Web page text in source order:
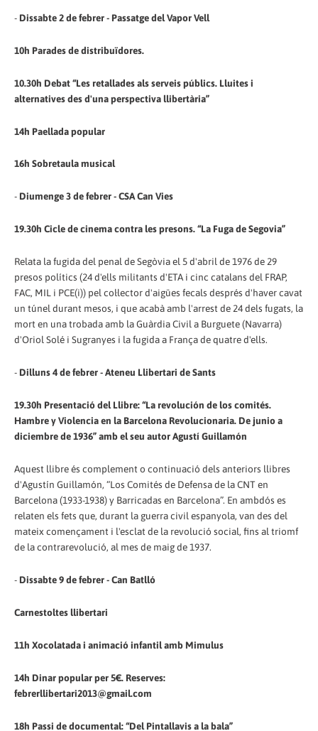
- Dissabte 2 de febrer - Passatge del Vapor Vell
10h Parades de distribuïdores.
10.30h Debat “Les retallades als serveis públics. Lluites i
alternatives des d'una perspectiva llibertària”
14h Paellada popular
16h Sobretaula musical
- Diumenge 3 de febrer - CSA Can Vies
19.30h Cicle de cinema contra les presons. “La Fuga de Segovia”
Relata la fugida del penal de Segòvia el 5 d'abril de 1976 de 29
presos polítics (24 d'ells militants d'ETA i cinc catalans del FRAP,
FAC, MIL i PCE(i)) pel col·lector d'aigües fecals després d'haver cavat
un túnel durant mesos, i que acabà amb l'arrest de 24 dels fugats, la
mort en una trobada amb la Guàrdia Civil a Burguete (Navarra)
d'Oriol Solé i Sugranyes i la fugida a França de quatre d'ells.
- Dilluns 4 de febrer - Ateneu Llibertari de Sants
19.30h Presentació del Llibre: “La revolución de los comités.
Hambre y Violencia en la Barcelona Revolucionaria. De junio a
diciembre de 1936” amb el seu autor Agustí Guillamón
Aquest llibre és complement o continuació dels anteriors llibres
d'Agustín Guillamón, “Los Comités de Defensa de la CNT en
Barcelona (1933-1938) y Barricadas en Barcelona”. En ambdós es
relaten els fets que, durant la guerra civil espanyola, van des del
mateix començament i l'esclat de la revolució social, fins al triomf
de la contrarevolució, al mes de maig de 1937.
- Dissabte 9 de febrer - Can Batlló
Carnestoltes llibertari
11h Xocolatada i animació infantil amb Mimulus
14h Dinar popular per 5€. Reserves:
febrerllibertari2013@gmail.com
18h Passi de documental: “Del Pintallavis a la bala”